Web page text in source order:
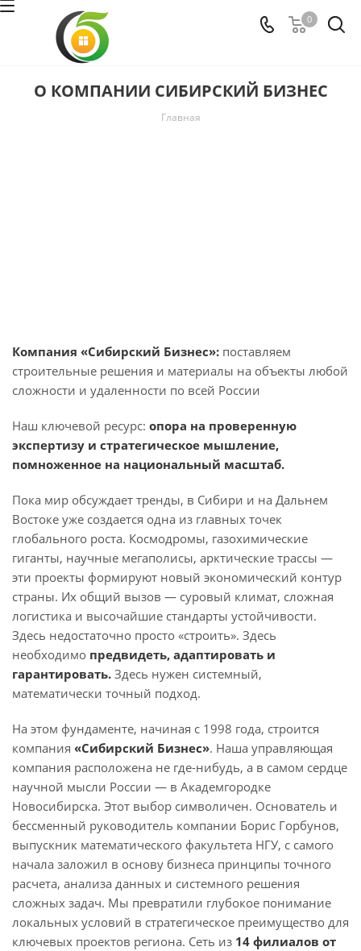
0
О КОМПАНИИ СИБИРСКИЙ БИЗНЕС
Главная
Компания «Сибирский Бизнес»: поставляем
строительные решения и материалы на объекты любой
сложности и удаленности по всей России
Наш ключевой ресурс: опора на проверенную
экспертизу и стратегическое мышление,
помноженное на национальный масштаб.
Пока мир обсуждает тренды, в Сибири и на Дальнем
Востоке уже создается одна из главных точек
глобального роста. Космодромы, газохимические
гиганты, научные мегаполисы, арктические трассы —
эти проекты формируют новый экономический контур
страны. Их общий вызов — суровый климат, сложная
логистика и высочайшие стандарты устойчивости.
Здесь недостаточно просто «строить». Здесь
необходимо предвидеть, адаптировать и
гарантировать. Здесь нужен системный,
математически точный подход.
На этом фундаменте, начиная с 1998 года, строится
компания «Сибирский Бизнес». Наша управляющая
компания расположена не где-нибудь, а в самом сердце
научной мысли России — в Академгородке
Новосибирска. Этот выбор символичен. Основатель и
бессменный руководитель компании Борис Горбунов,
выпускник математического факультета НГУ, с самого
начала заложил в основу бизнеса принципы точного
расчета, анализа данных и системного решения
сложных задач. Мы превратили глубокое понимание
локальных условий в стратегическое преимущество для
ключевых проектов региона. Сеть из 14 филиалов от